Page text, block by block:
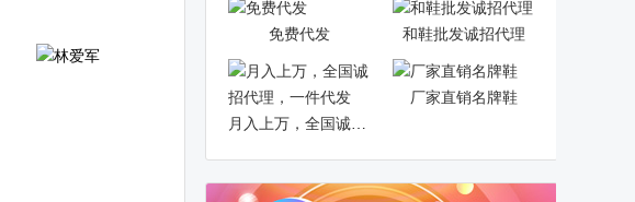
免费代发 和鞋批发诚招代理
月入上万，全国诚招代理，一件代发
厂家直销名牌鞋